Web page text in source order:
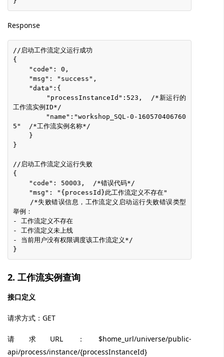
Response
//启动工作流定义运行成功
{
"code": 0,
"msg": "success",
"data":{
工作流实例ID*/
5"  /*工作流实例名称*/
}
}
//启动工作流定义运行失败
{
"code": 50003,  /*错误代码*/
"msg": "{processId}此工作流定义不存在"
举例：
- 工作流定义不存在
- 工作流定义未上线
- 当前用户没有权限调度该工作流定义*/
}
2. 工作流实例查询
接口定义
请求方式：GET
请求URL：$home_url/universe/public-
api/process/instance/{processInstanceId}